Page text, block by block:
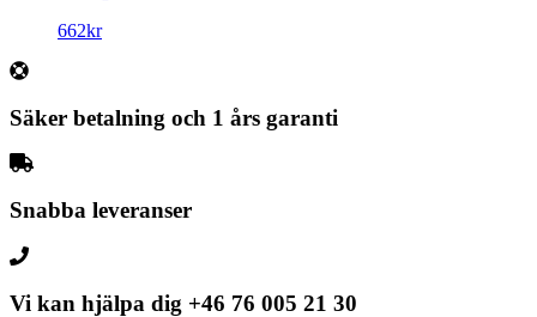
662kr
Säker betalning och 1 års garanti
Snabba leveranser
Vi kan hjälpa dig +46 76 005 21 30